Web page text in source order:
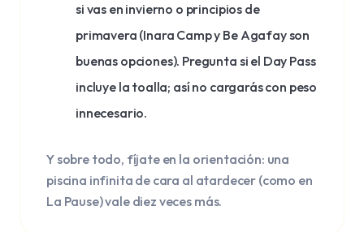
si vas en invierno o principios de
primavera (Inara Camp y Be Agafay son
buenas opciones). Pregunta si el Day Pass
incluye la toalla; así no cargarás con peso
innecesario.
Y sobre todo, fíjate en la orientación: una
piscina infinita de cara al atardecer (como en
La Pause) vale diez veces más.